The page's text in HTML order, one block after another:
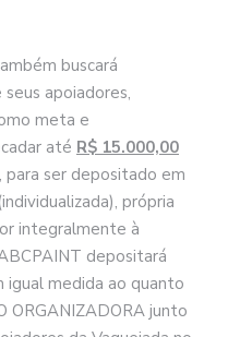
buscará
apoiadores,
meta e
até R$ 15.000,00
, para ser depositado em
própria
integralmente à
depositará
medida ao quanto
ORGANIZADORA junto